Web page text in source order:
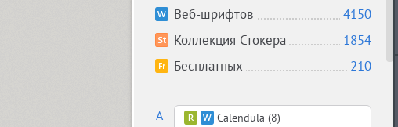
Веб-шрифтов
4150
Коллекция Стокера
1854
Бесплатных
210
A
Calendula (8)